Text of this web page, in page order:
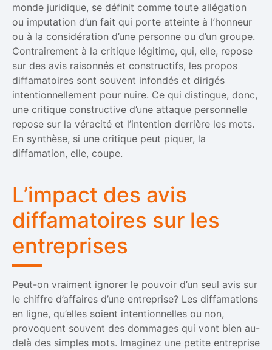
monde juridique, se définit comme toute allégation
ou imputation d’un fait qui porte atteinte à l’honneur
ou à la considération d’une personne ou d’un groupe.
Contrairement à la critique légitime, qui, elle, repose
sur des avis raisonnés et constructifs, les propos
diffamatoires sont souvent infondés et dirigés
intentionnellement pour nuire. Ce qui distingue, donc,
une critique constructive d’une attaque personnelle
repose sur la véracité et l’intention derrière les mots.
En synthèse, si une critique peut piquer, la
diffamation, elle, coupe.
L’impact des avis
diffamatoires sur les
entreprises
Peut-on vraiment ignorer le pouvoir d’un seul avis sur
le chiffre d’affaires d’une entreprise? Les diffamations
en ligne, qu’elles soient intentionnelles ou non,
provoquent souvent des dommages qui vont bien au-
delà des simples mots. Imaginez une petite entreprise